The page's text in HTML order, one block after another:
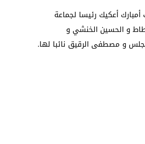
أعكيك رئيسا لجماعة
و الحسين الخنشي و
و مصطفى الرقيق نائبا لها.